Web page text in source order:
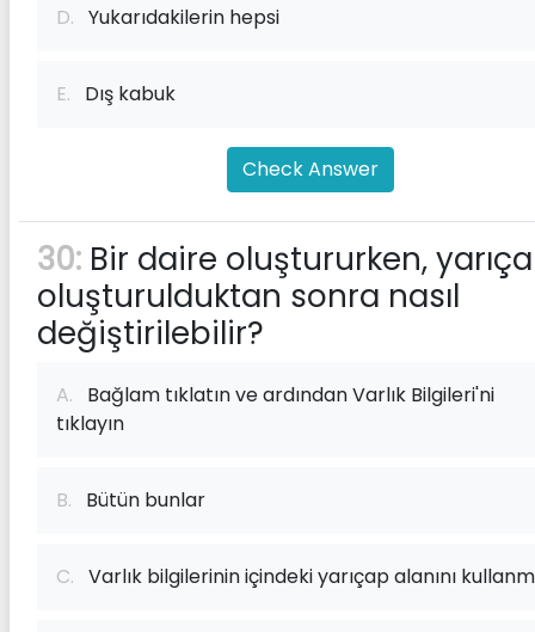
D. Yukarıdakilerin hepsi
E. Dış kabuk
Check Answer
30: Bir daire oluştururken,
oluşturulduktan sonra nasıl
değiştirilebilir?
A. Bağlam tıklatın ve ardından Varlık Bilgileri'ni
tıklayın
B. Bütün bunlar
C. Varlık bilgilerinin içindeki yarıçap alanını